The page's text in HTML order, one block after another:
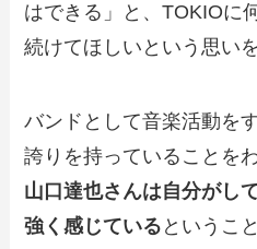
はできる」と、TOKIOに
続けてほしいという思い
バンドとして音楽活動を
誇りを持っていることを
山口達也さんは自分がし
強く感じている というこ